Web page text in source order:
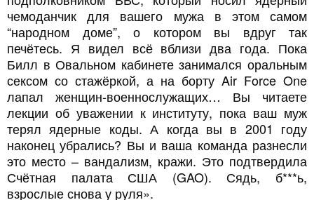
чемоданчик для вашего мужа в этом самом
“народном доме”, о котором вы вдруг так
печётесь. Я видел всё вблизи два года. Пока
Билл в Овальном кабинете занимался оральным
сексом со стажёркой, а на борту Air Force One
лапал женщин‑военнослужащих… Вы читаете
лекции об уважении к институту, пока ваш муж
терял ядерные коды. А когда вы в 2001 году
наконец убрались? Вы и ваша команда разнесли
это место – вандализм, кражи. Это подтвердила
Счётная палата США (GAO). Сядь, б***ь,
взрослые снова у руля».